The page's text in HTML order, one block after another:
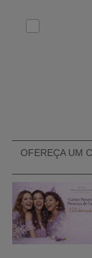
OFEREÇA UM